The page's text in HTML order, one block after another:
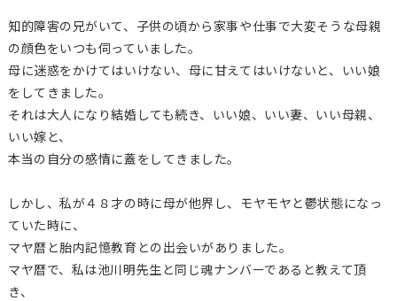
知的障害の兄がいて、子供の頃から家事や仕事で大変そうな母親
の顔色をいつも伺っていました。
母に迷惑をかけてはいけない、母に甘えてはいけないと、いい娘
をしてきました。
それは大人になり結婚しても続き、いい娘、いい妻、いい母親、
いい嫁と、
本当の自分の感情に蓋をしてきました。
しかし、私が４８才の時に母が他界し、モヤモヤと鬱状態になっ
ていた時に、
マヤ暦と胎内記憶教育との出会いがありました。
マヤ暦で、私は池川明先生と同じ魂ナンバーであると教えて頂
き、